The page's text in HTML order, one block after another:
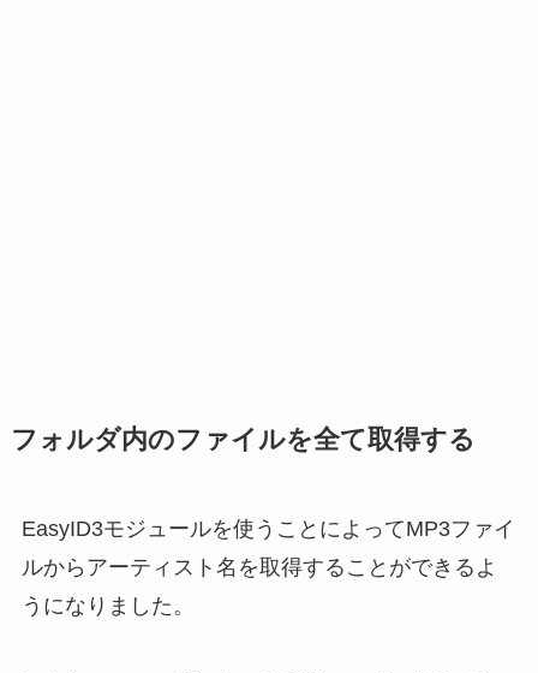
フォルダ内のファイルを全て取得する
EasyID3モジュールを使うことによってMP3ファイ
ルからアーティスト名を取得することができるよ
うになりました。